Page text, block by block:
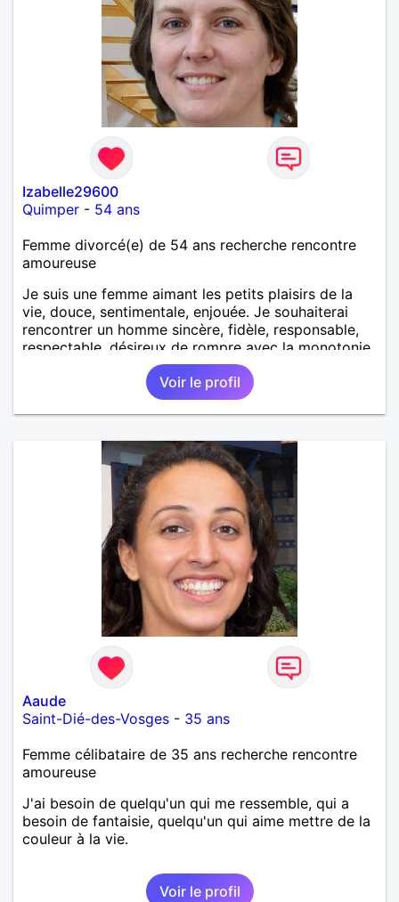
Izabelle29600
Quimper - 54 ans
Femme divorcé(e) de 54 ans recherche rencontre
amoureuse
Je suis une femme aimant les petits plaisirs de la
vie, douce, sentimentale, enjouée. Je souhaiterai
rencontrer un homme sincère, fidèle, responsable,
respectable, désireux de rompre avec la monotonie
du célibat et voir la vie autrement.
Voir le profil
Aaude
Saint-Dié-des-Vosges - 35 ans
Femme célibataire de 35 ans recherche rencontre
amoureuse
J'ai besoin de quelqu'un qui me ressemble, qui a
besoin de fantaisie, quelqu'un qui aime mettre de la
couleur à la vie.
Voir le profil